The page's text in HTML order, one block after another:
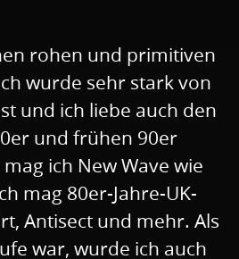
rohen und primitiven
wurde sehr stark von
und ich liebe auch den
und frühen 90er
ich New Wave wie
mag 80er-Jahre-UK-
Antisect und mehr. Als
war, wurde ich auch